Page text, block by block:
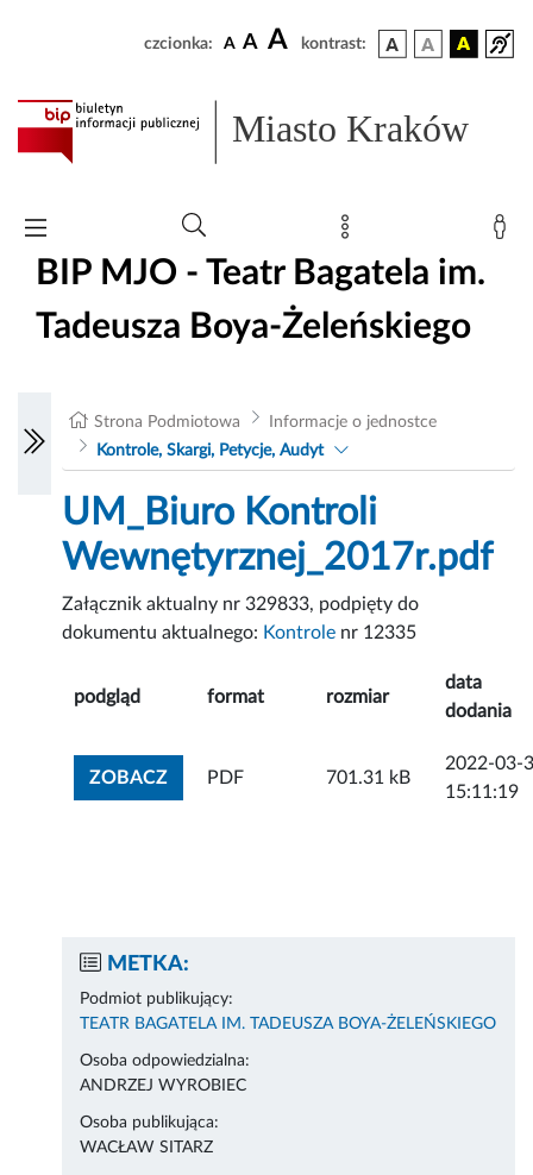
czcionka: A A A kontrast:
Miasto Kraków
BIP MJO - Teatr Bagatela im.
Tadeusza Boya-Żeleńskiego
Strona Podmiotowa
Informacje o jednostce
Kontrole, Skargi, Petycje, Audyt
UM_Biuro Kontroli
Wewnętyrznej_2017r.pdf
Załącznik aktualny nr 329833, podpięty do
dokumentu aktualnego: Kontrole nr 12335
podgląd format rozmiar
data
dodania
ZOBACZZOBACZ ZAŁĄCZNIK
PDF 701.31 kB
2022-03-
15:11:19
METKA:
Podmiot publikujący:
TEATR BAGATELA IM. TADEUSZA BOYA-ŻELEŃSKIEGO
Osoba odpowiedzialna:
ANDRZEJ WYROBIEC
Osoba publikująca:
WACŁAW SITARZ